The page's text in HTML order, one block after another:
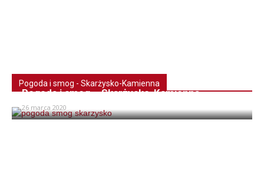
Pogoda i smog - Skarżysko-Kamienna
Pogoda i smog – Skarżysko-Kamienna
26 marca 2020